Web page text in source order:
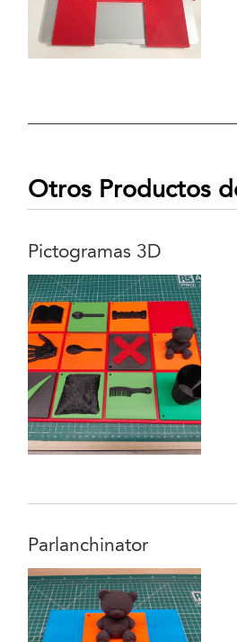
Otros Productos
Pictogramas 3D
Parlanchinator